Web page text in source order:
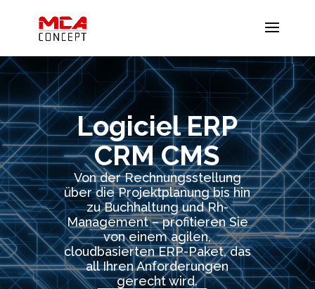
Video-
Player
Logiciel ERP
CRM CMS
Von der Rechnungsstellung
über die Projektplanung bis hin
zu Buchhaltung und Rh-
Management – profitieren Sie
von einem agilen,
cloudbasierten ERP-Paket, das
all Ihren Anforderungen
gerecht wird.